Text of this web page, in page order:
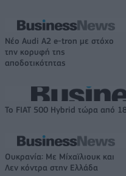
Νέο Audi A2 e-tron με στόχο
την κορυφή της
αποδοτικότητας
Το FIAT 500 Hybrid τώρα από
Ουκρανία: Με Μίχαϊλιουκ και
Λεν κόντρα στην Ελλάδα